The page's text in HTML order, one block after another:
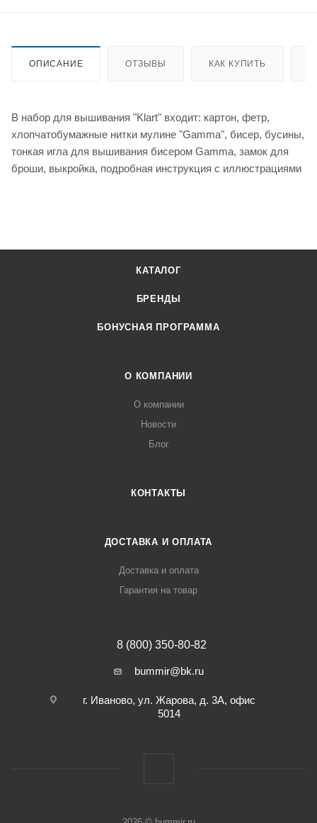
ОПИСАНИЕ ОТЗЫВЫ КАК КУПИТЬ
В набор для вышивания "Klart" входит: картон, фетр,
хлопчатобумажные нитки мулине "Gamma", бисер, бусины,
тонкая игла для вышивания бисером Gamma, замок для
броши, выкройка, подробная инструкция с иллюстрациями
КАТАЛОГ
БРЕНДЫ
БОНУСНАЯ ПРОГРАММА
О КОМПАНИИ
О компании
Новости
Блог
КОНТАКТЫ
ДОСТАВКА И ОПЛАТА
Доставка и оплата
Гарантия на товар
8 (800) 350-80-82
bummir@bk.ru
г. Иваново, ул. Жарова, д. 3А, офис
5014